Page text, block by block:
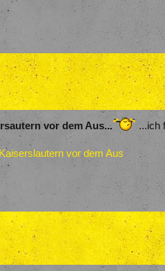
vor dem Aus... ...ich
vor dem Aus